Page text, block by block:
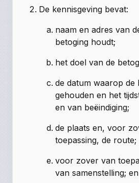
De kennisgeving bevat:
naam en adres van
betoging houdt;
het doel van de
de datum waarop de
gehouden en het
en van beëindiging;
de plaats en, voor
toepassing, de route;
voor zover van
van samenstelling; en